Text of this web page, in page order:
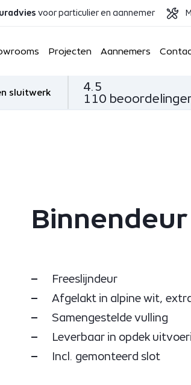
voor particulier en aannemer
Projecten Aannemers
sluitwerk
4.5
110
Freeslijndeur
Afgelakt in alpine wit,
Samengestelde vulling
Leverbaar in opdek
Incl. gemonteerd slot